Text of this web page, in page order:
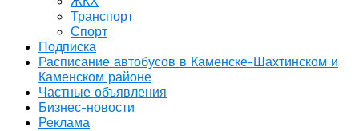
Транспорт
Спорт
Подписка
Расписание автобусов в Каменске-Шахтинском и
Каменском районе
Частные объявления
Бизнес-новости
Реклама